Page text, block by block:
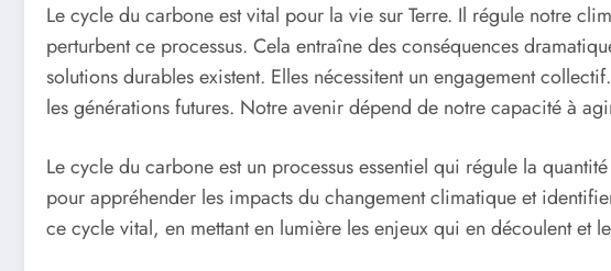
Le cycle du carbone est vital pour la vie sur Terre. Il régule notre
perturbent ce processus. Cela entraîne des conséquences
solutions durables existent. Elles nécessitent un engagement
les générations futures. Notre avenir dépend de notre capacité à
Le cycle du carbone est un processus essentiel qui régule la
pour appréhender les impacts du changement climatique et
ce cycle vital, en mettant en lumière les enjeux qui en découlent et